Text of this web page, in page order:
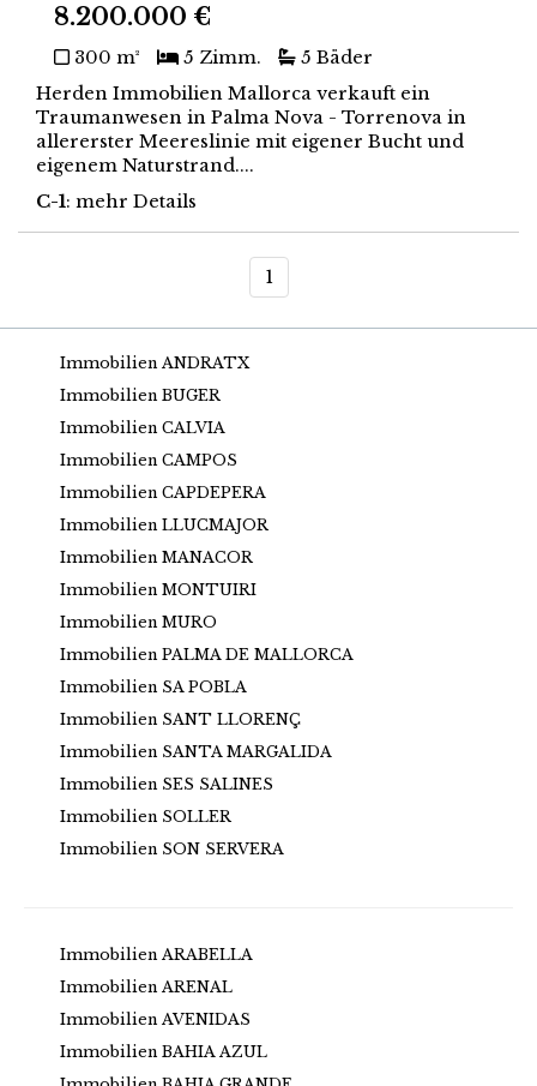
8.200.000 €
300 m² 5 Zimm.
5 Bäder
Herden Immobilien Mallorca verkauft ein
Traumanwesen in Palma Nova - Torrenova in
allererster Meereslinie mit eigener Bucht und
eigenem Naturstrand....
C-1: mehr Details
1
Immobilien ANDRATX
Immobilien BUGER
Immobilien CALVIA
Immobilien CAMPOS
Immobilien CAPDEPERA
Immobilien LLUCMAJOR
Immobilien MANACOR
Immobilien MONTUIRI
Immobilien MURO
Immobilien PALMA DE MALLORCA
Immobilien SA POBLA
Immobilien SANT LLORENÇ
Immobilien SANTA MARGALIDA
Immobilien SES SALINES
Immobilien SOLLER
Immobilien SON SERVERA
Immobilien ARABELLA
Immobilien ARENAL
Immobilien AVENIDAS
Immobilien BAHIA AZUL